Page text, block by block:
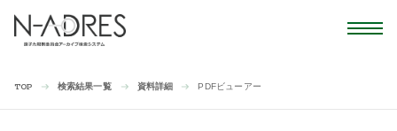
TOP 検索結果一覧 資料詳細 PDFビューアー